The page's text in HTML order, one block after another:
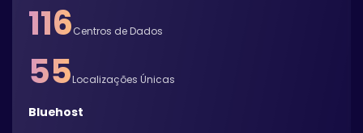
116Centros de Dados
55Localizações Únicas
Bluehost